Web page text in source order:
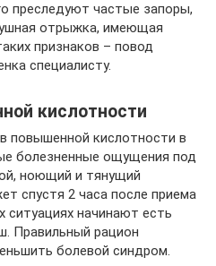
преследуют частые запоры,
отрыжка, имеющая
признаков – повод
специалисту.
кислотности
повышенной кислотности в
болезненные ощущения под
ноющий и тянущий
спустя 2 часа после приема
начинают есть
Правильный рацион
болевой синдром.